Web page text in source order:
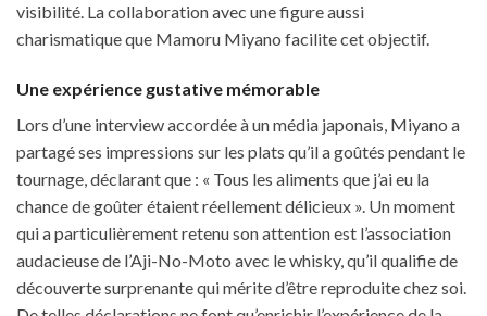
visibilité. La collaboration avec une figure aussi
charismatique que Mamoru Miyano facilite cet objectif.
Une expérience gustative mémorable
Lors d’une interview accordée à un média japonais, Miyano a
partagé ses impressions sur les plats qu’il a goûtés pendant le
tournage, déclarant que : « Tous les aliments que j’ai eu la
chance de goûter étaient réellement délicieux ». Un moment
qui a particulièrement retenu son attention est l’association
audacieuse de l’Aji-No-Moto avec le whisky, qu’il qualifie de
découverte surprenante qui mérite d’être reproduite chez soi.